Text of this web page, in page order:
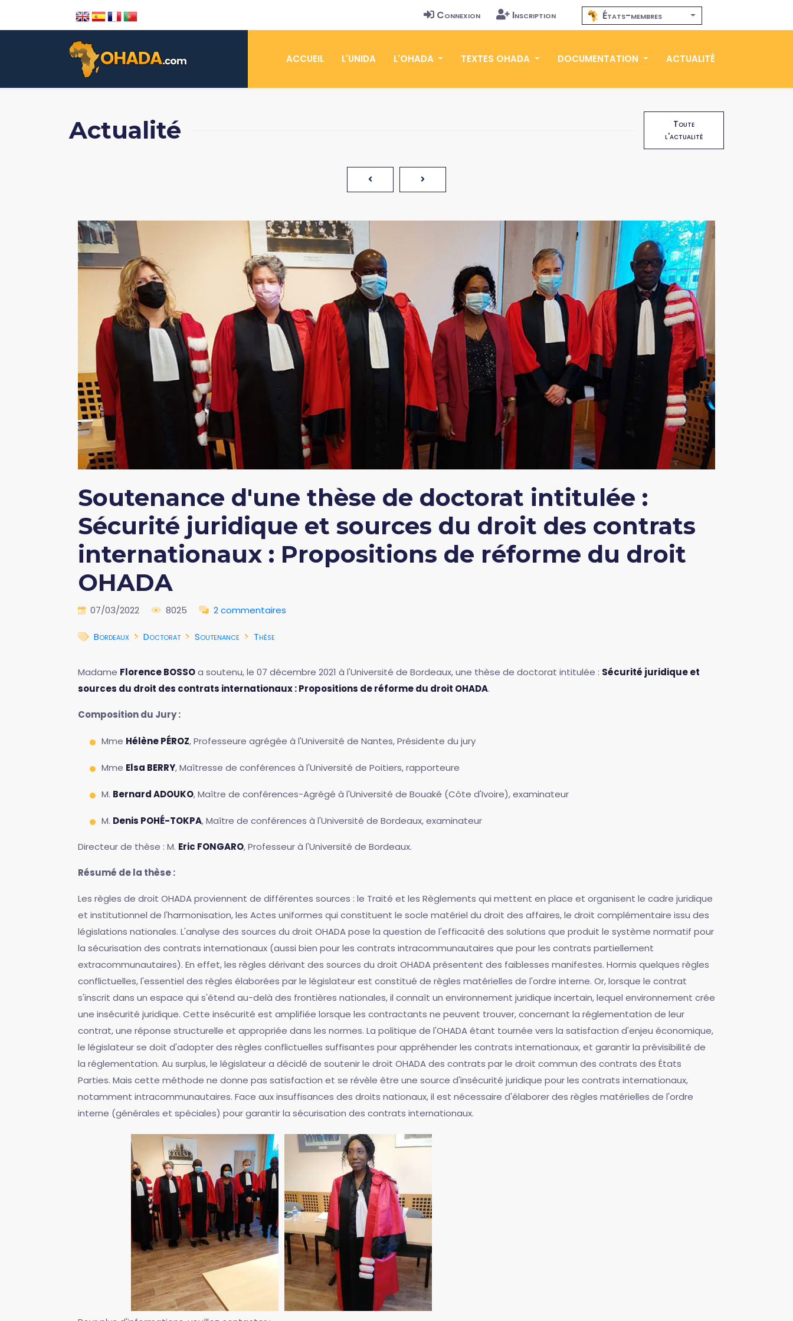
Connexion Inscription États-membres
ACCUEIL L'UNIDA L'OHADA TEXTES OHADA DOCUMENTATION ACTUALITÉ
Actualité
Toute
l'actualité
Soutenance d'une thèse de doctorat intitulée :
Sécurité juridique et sources du droit des contrats
internationaux : Propositions de réforme du droit
OHADA
07/03/2022 8025 2 commentaires
Bordeaux Doctorat Soutenance Thèse
Madame Florence BOSSOa soutenu, le 07 décembre 2021 à l'Université de Bordeaux, une thèse de doctorat intitulée : Sécurité juridique et
sources du droit des contrats internationaux : Propositions de réforme du droit OHADA.
Composition du Jury :
Mme Hélène PÉROZ, Professeure agrégée à l'Université de Nantes, Présidente du jury
Mme Elsa BERRY, Maîtresse de conférences à l'Université de Poitiers, rapporteure
M. Bernard ADOUKO, Maître de conférences-Agrégé à l'Université de Bouaké (Côte d'Ivoire), examinateur
M. Denis POHÉ-TOKPA, Maître de conférences à l'Université de Bordeaux, examinateur
Directeur de thèse : M. Eric FONGARO, Professeur à l'Université de Bordeaux.
Résumé de la thèse :
Les règles de droit OHADA proviennent de différentes sources : le Traité et les Règlements qui mettent en place et organisent le cadre juridique
et institutionnel de l'harmonisation, les Actes uniformes qui constituent le socle matériel du droit des affaires, le droit complémentaire issu des
législations nationales. L'analyse des sources du droit OHADA pose la question de l'efficacité des solutions que produit le système normatif pour
la sécurisation des contrats internationaux (aussi bien pour les contrats intracommunautaires que pour les contrats partiellement
extracommunautaires). En effet, les règles dérivant des sources du droit OHADA présentent des faiblesses manifestes. Hormis quelques règles
conflictuelles, l'essentiel des règles élaborées par le législateur est constitué de règles matérielles de l'ordre interne. Or, lorsque le contrat
s'inscrit dans un espace qui s'étend au-delà des frontières nationales, il connaît un environnement juridique incertain, lequel environnement crée
une insécurité juridique. Cette insécurité est amplifiée lorsque les contractants ne peuvent trouver, concernant la réglementation de leur
contrat, une réponse structurelle et appropriée dans les normes. La politique de l'OHADA étant tournée vers la satisfaction d'enjeu économique,
le législateur se doit d'adopter des règles conflictuelles suffisantes pour appréhender les contrats internationaux, et garantir la prévisibilité de
la réglementation. Au surplus, le législateur a décidé de soutenir le droit OHADA des contrats par le droit commun des contrats des États
Parties. Mais cette méthode ne donne pas satisfaction et se révèle être une source d'insécurité juridique pour les contrats internationaux,
notamment intracommunautaires. Face aux insuffisances des droits nationaux, il est nécessaire d'élaborer des règles matérielles de l'ordre
interne (générales et spéciales) pour garantir la sécurisation des contrats internationaux.